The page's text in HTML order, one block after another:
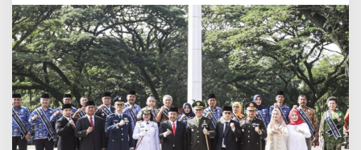
N
e
g
a
r
a
,
Y
u
k